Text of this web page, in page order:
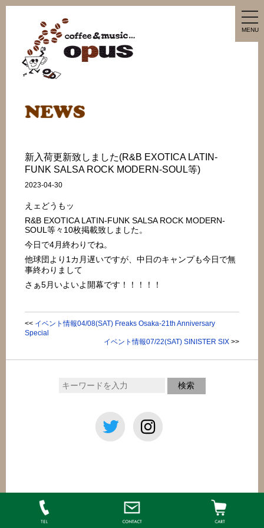
MENU
新入荷更新致しました(R&B EXOTICA LATIN-
FUNK SALSA ROCK MODERN-SOUL等)
2023-04-30
えェどうもッ
R&B EXOTICA LATIN-FUNK SALSA ROCK MODERN-
SOUL等々10枚掲載致しました。
今日で4月終わりでね。
他球団より1カ月遅いですが、中日のキャンプも今日で無
事終わりまして
さぁ5月いよいよ開幕です！！！！！
<< イベント情報04/08(SAT) Freaks Osaka-21th Anniversary
Special
イベント情報07/22(SAT) SINISTER SIX>>